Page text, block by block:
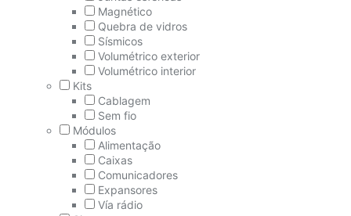
Magnético
Quebra de vidros
Sísmicos
Volumétrico exterior
Volumétrico interior
Kits
Cablagem
Sem fio
Módulos
Alimentação
Caixas
Comunicadores
Expansores
Vía rádio